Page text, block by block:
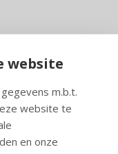
website
m.b.t.
website te
en onze